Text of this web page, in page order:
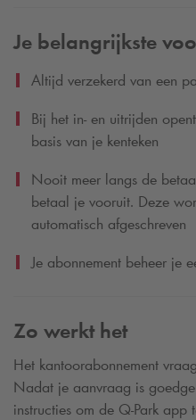
Je belangrijkste
Altijd verzekerd van een
Bij het in- en uitrijden
basis van je kenteken
Nooit meer langs de
betaal je vooruit. Deze
automatisch afgeschreven
Je abonnement beheer je
Zo werkt het
Het kantoorabonnement
Nadat je aanvraag is
instructies om de Q-Park app